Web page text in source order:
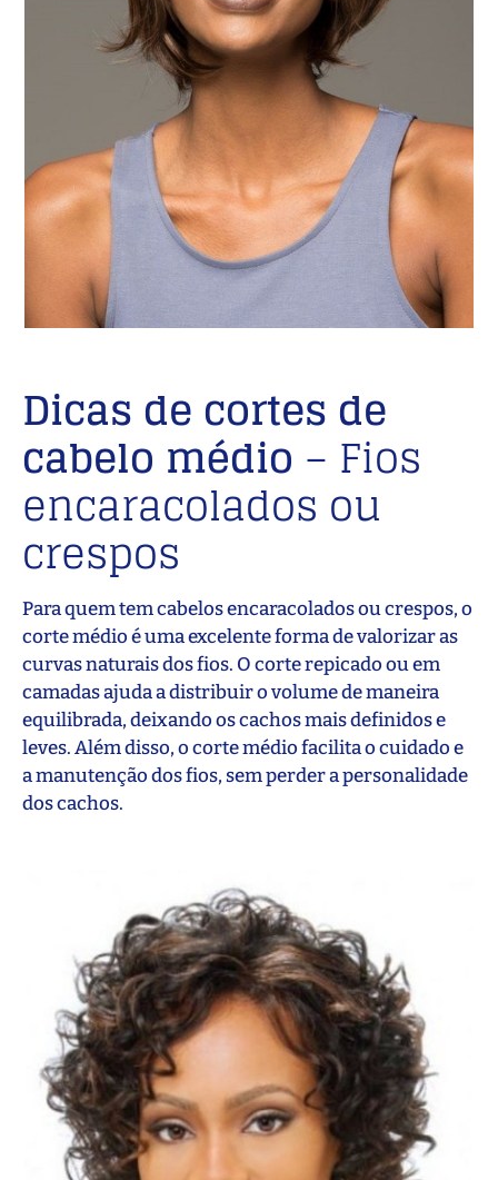
Dicas de cortes de
cabelo médio – Fios
encaracolados ou
crespos
Para quem tem cabelos encaracolados ou crespos, o
corte médio é uma excelente forma de valorizar as
curvas naturais dos fios. O corte repicado ou em
camadas ajuda a distribuir o volume de maneira
equilibrada, deixando os cachos mais definidos e
leves. Além disso, o corte médio facilita o cuidado e
a manutenção dos fios, sem perder a personalidade
dos cachos.